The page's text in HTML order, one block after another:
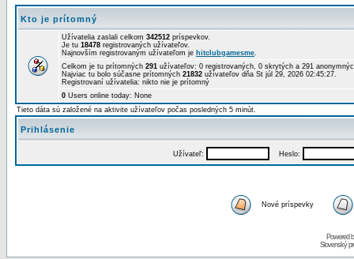
Kto je prítomný
Užívatelia zaslali celkom 342512 príspevkov.
Je tu 18478 registrovaných užívateľov.
Najnovším registrovaným užívateľom je hitclubgamesme.
Celkom je tu prítomných 291 užívateľov: 0 registrovaných, 0 skrytých a 291
Najviac tu bolo súčasne prítomných 21832 užívateľov dňa St júl 29, 2026 02:45:27.
Registrovaní užívatelia: nikto nie je prítomný
0 Users online today: None
Tieto dáta sú založené na aktivite užívateľov počas posledných 5 minút.
Prihlásenie
Užívateľ: Heslo:
Nové príspevky
Powered
Slovenský